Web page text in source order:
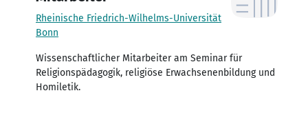
Rheinische Friedrich-Wilhelms-Universität
Bonn
Wissenschaftlicher Mitarbeiter am Seminar für
Religionspädagogik, religiöse Erwachsenenbildung und
Homiletik.